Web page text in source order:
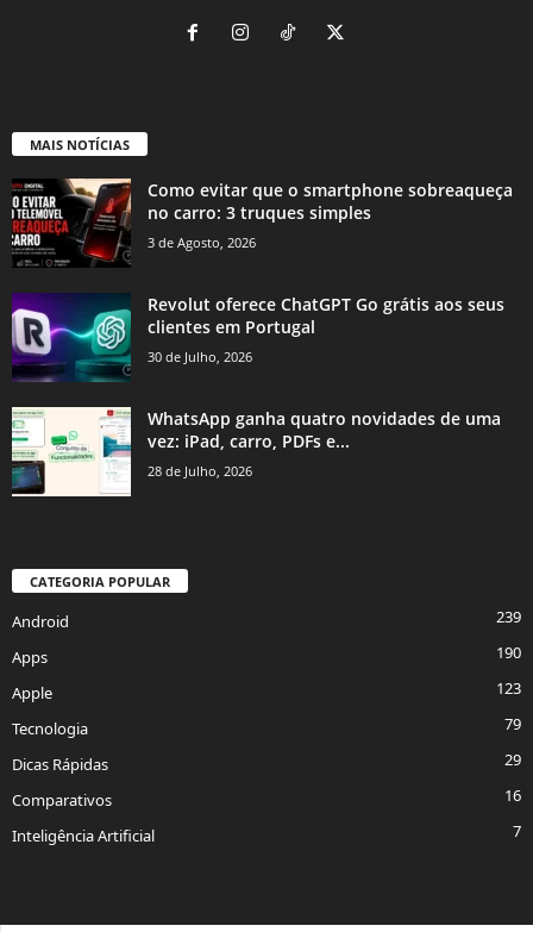
MAIS NOTÍCIAS
Como evitar que o smartphone sobreaqueça
no carro: 3 truques simples
3 de Agosto, 2026
Revolut oferece ChatGPT Go grátis aos seus
clientes em Portugal
30 de Julho, 2026
WhatsApp ganha quatro novidades de uma
vez: iPad, carro, PDFs e...
28 de Julho, 2026
CATEGORIA POPULAR
Android
239
Apps
190
Apple
123
Tecnologia
79
Dicas Rápidas
29
Comparativos
16
Inteligência Artificial
7